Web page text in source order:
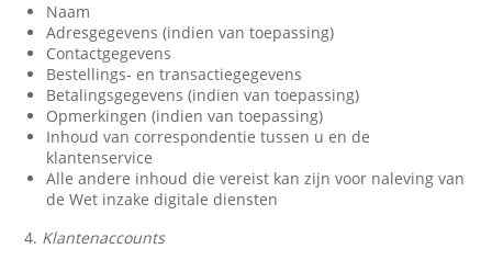
Naam
Adresgegevens (indien van toepassing)
Contactgegevens
Bestellings- en transactiegegevens
Betalingsgegevens (indien van toepassing)
Opmerkingen (indien van toepassing)
Inhoud van correspondentie tussen u en de
klantenservice
Alle andere inhoud die vereist kan zijn voor naleving van
de Wet inzake digitale diensten
4. Klantenaccounts